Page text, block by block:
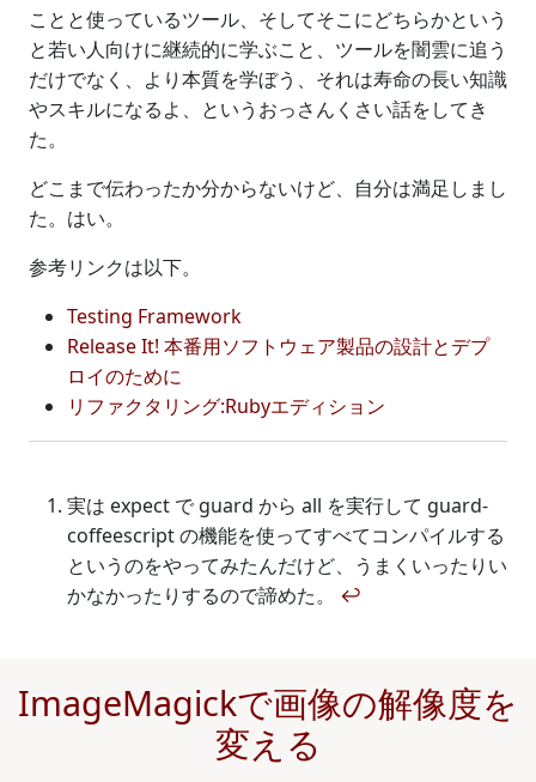
ことと使っているツール、そしてそこにどちらかという
と若い人向けに継続的に学ぶこと、ツールを闇雲に追う
だけでなく、より本質を学ぼう、それは寿命の長い知識
やスキルになるよ、というおっさんくさい話をしてき
た。
どこまで伝わったか分からないけど、自分は満足しまし
た。はい。
参考リンクは以下。
Testing Framework
Release It! 本番用ソフトウェア製品の設計とデプ
ロイのために
リファクタリング:Rubyエディション
実は expect で guard から all を実行して guard-
coffeescript の機能を使ってすべてコンパイルする
というのをやってみたんだけど、うまくいったりい
かなかったりするので諦めた。 ↩
ImageMagickで画像の解像度を
変える